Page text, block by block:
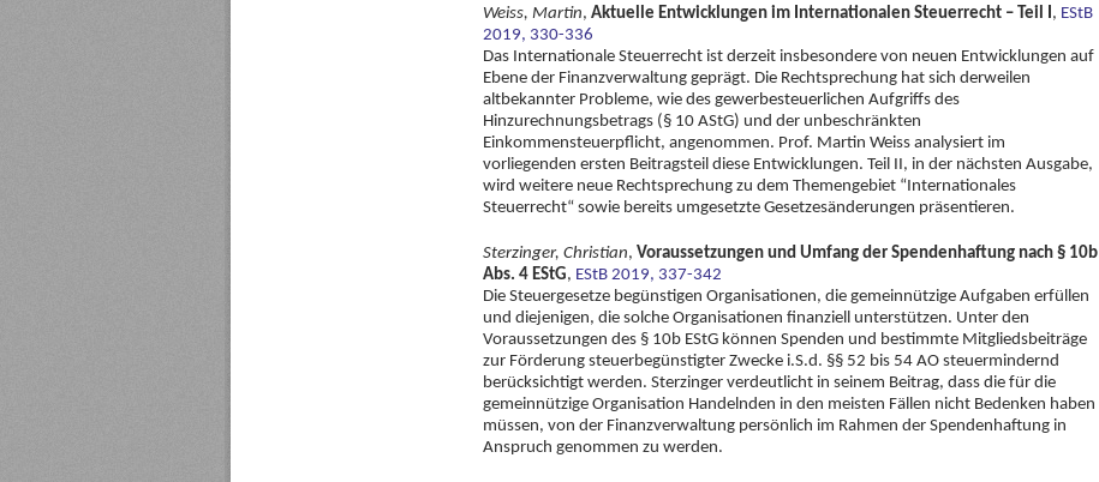
Weiss, Martin, Aktuelle Entwicklungen im Internationalen Steuerrecht – Teil I, EStB
2019, 330-336
Das Internationale Steuerrecht ist derzeit insbesondere von neuen Entwicklungen auf
Ebene der Finanzverwaltung geprägt. Die Rechtsprechung hat sich derweilen
altbekannter Probleme, wie des gewerbesteuerlichen Aufgriffs des
Hinzurechnungsbetrags (§ 10 AStG) und der unbeschränkten
Einkommensteuerpflicht, angenommen. Prof. Martin Weiss analysiert im
vorliegenden ersten Beitragsteil diese Entwicklungen. Teil II, in der nächsten Ausgabe,
wird weitere neue Rechtsprechung zu dem Themengebiet “Internationales
Steuerrecht“ sowie bereits umgesetzte Gesetzesänderungen präsentieren.
Sterzinger, Christian, Voraussetzungen und Umfang der Spendenhaftung nach § 10b
Abs. 4 EStG, EStB 2019, 337-342
Die Steuergesetze begünstigen Organisationen, die gemeinnützige Aufgaben erfüllen
und diejenigen, die solche Organisationen finanziell unterstützen. Unter den
Voraussetzungen des § 10b EStG können Spenden und bestimmte Mitgliedsbeiträge
zur Förderung steuerbegünstigter Zwecke i.S.d. §§ 52 bis 54 AO steuermindernd
berücksichtigt werden. Sterzinger verdeutlicht in seinem Beitrag, dass die für die
gemeinnützige Organisation Handelnden in den meisten Fällen nicht Bedenken haben
müssen, von der Finanzverwaltung persönlich im Rahmen der Spendenhaftung in
Anspruch genommen zu werden.